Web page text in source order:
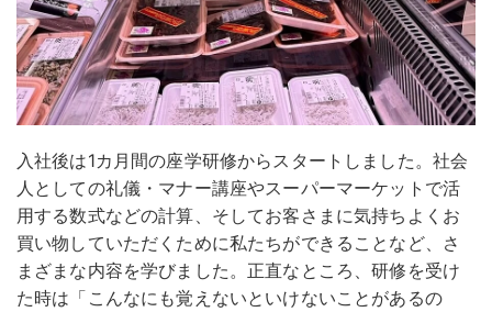
入社後は1カ月間の座学研修からスタートしました。社会
人としての礼儀・マナー講座やスーパーマーケットで活
用する数式などの計算、そしてお客さまに気持ちよくお
買い物していただくために私たちができることなど、さ
まざまな内容を学びました。正直なところ、研修を受け
た時は「こんなにも覚えないといけないことがあるの